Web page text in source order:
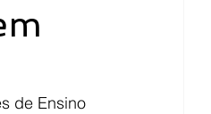
de Ensino